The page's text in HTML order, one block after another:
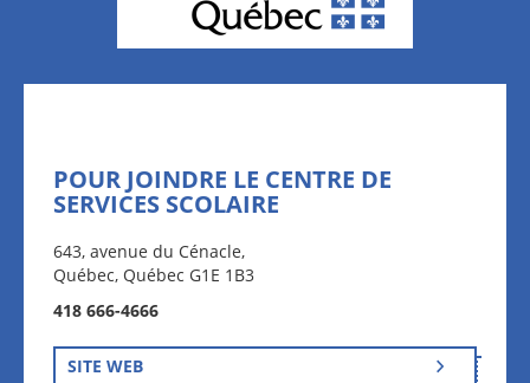
POUR JOINDRE LE CENTRE DE
SERVICES SCOLAIRE
643, avenue du Cénacle,
Québec, Québec G1E 1B3
418 666-4666
SITE WEB